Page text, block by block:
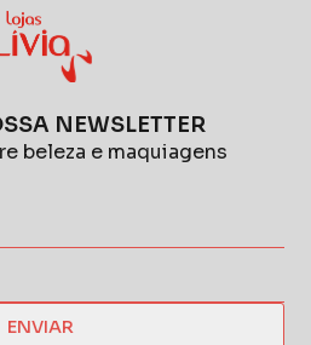
NEWSLETTER
beleza e maquiagens
ENVIAR